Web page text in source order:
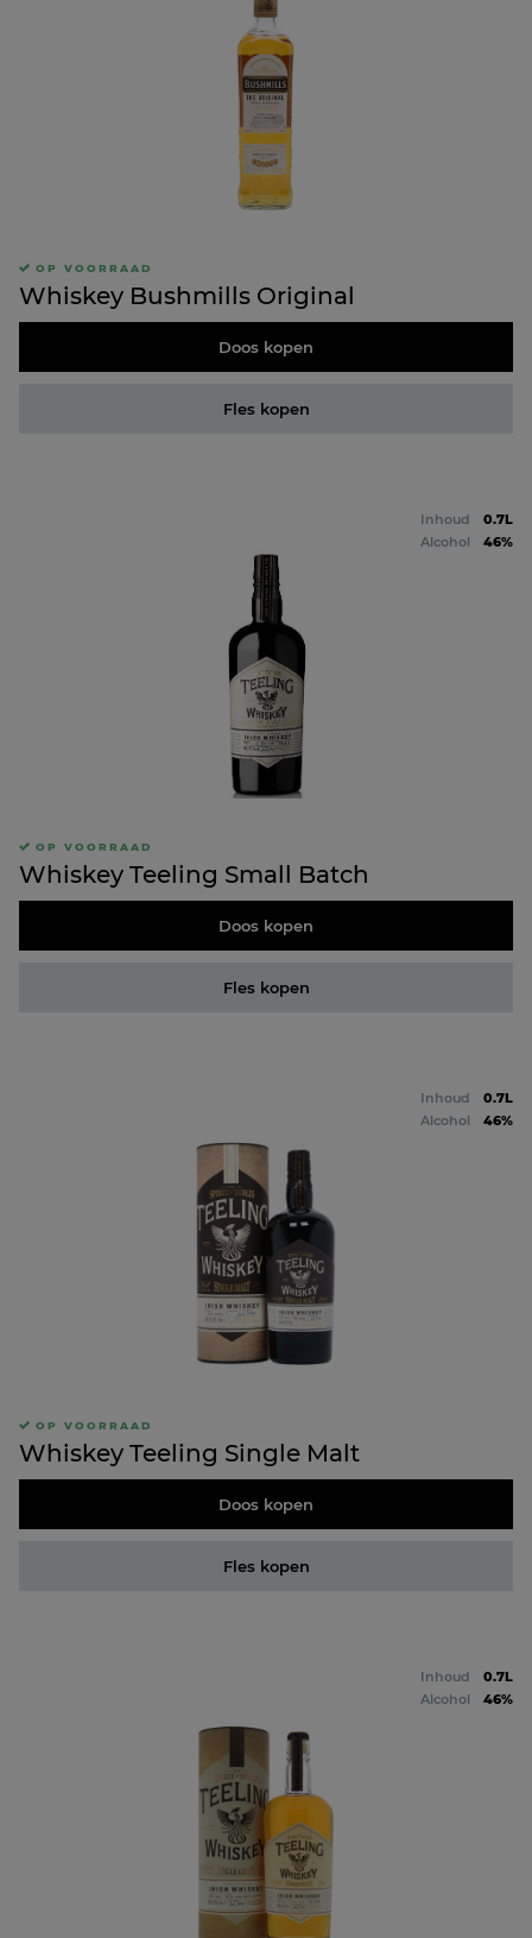
OP VOORRAAD
Whiskey Bushmills Original
Doos kopen
Fles kopen
Inhoud
0.7L
Alcohol
46%
OP VOORRAAD
Whiskey Teeling Small Batch
Doos kopen
Fles kopen
Inhoud
0.7L
Alcohol
46%
OP VOORRAAD
Whiskey Teeling Single Malt
Doos kopen
Fles kopen
Inhoud
0.7L
Alcohol
46%